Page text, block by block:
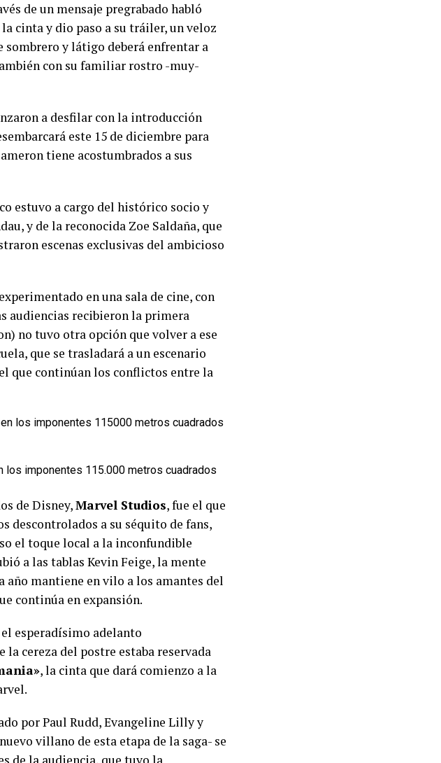
de un mensaje pregrabado habló
cinta y dio paso a su tráiler, un veloz
sombrero y látigo deberá enfrentar a
con su familiar rostro -muy-
a desfilar con la introducción
este 15 de diciembre para
tiene acostumbrados a sus
estuvo a cargo del histórico socio y
y de la reconocida Zoe Saldaña, que
escenas exclusivas del ambicioso
en una sala de cine, con
audiencias recibieron la primera
no tuvo otra opción que volver a ese
que se trasladará a un escenario
que continúan los conflictos entre la
los imponentes 115.000 metros cuadrados
de Disney,Marvel Studios, fue el que
descontrolados a su séquito de fans,
el toque local a la inconfundible
a las tablas Kevin Feige, la mente
año mantiene en vilo a los amantes del
continúa en expansión.
esperadísimo adelanto
la cereza del postre estaba reservada
, la cinta que dará comienzo a la
por Paul Rudd, Evangeline Lilly y
villano de esta etapa de la saga- se